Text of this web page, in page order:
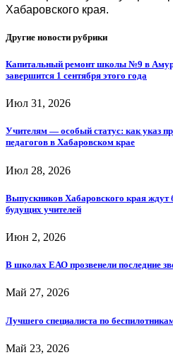
Хабаровского края.
Другие новости рубрики
Капитальный ремонт школы №9 в
завершится 1 сентября этого года
Июл 31, 2026
Учителям — особый статус: как указ
педагогов в Хабаровском крае
Июл 28, 2026
Выпускников Хабаровского края ждут
будущих учителей
Июн 2, 2026
В школах ЕАО прозвенели последние
Май 27, 2026
Лучшего специалиста по
Май 23, 2026